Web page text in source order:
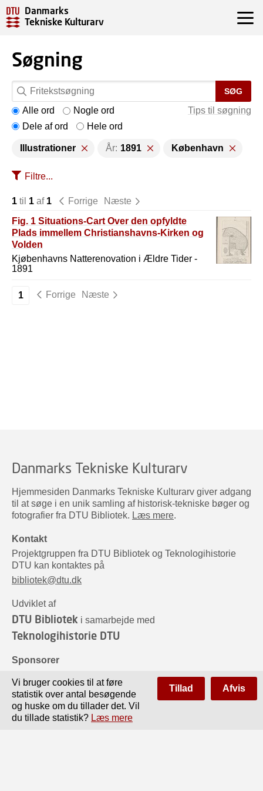
Danmarks
Tekniske Kulturarv
Søgning
SØG
Tips til søgning
Alle ord
Nogle ord
Dele af ord
Hele ord
Illustrationer År: 1891 København
Filtre...
1 til 1 af 1 Forrige
Næste
Fig. 1 Situations-Cart Over den opfyldte
Plads immellem Christianshavns-Kirken og
Volden
Kjøbenhavns Natterenovation i Ældre Tider -
1891
1 Forrige Næste
Danmarks Tekniske Kulturarv
Hjemmesiden Danmarks Tekniske Kulturarv giver adgang
til at søge i en unik samling af historisk-tekniske bøger og
fotografier fra DTU Bibliotek. Læs mere.
Kontakt
Projektgruppen fra DTU Bibliotek og Teknologihistorie
DTU kan kontaktes på
bibliotek@dtu.dk
Udviklet af
DTU Bibliotek i samarbejde med
Teknologihistorie DTU
Sponsorer
Vi bruger cookies til at føre
statistik over antal besøgende
og huske om du tillader det. Vil
du tillade statistik? Læs mere
Tillad Afvis